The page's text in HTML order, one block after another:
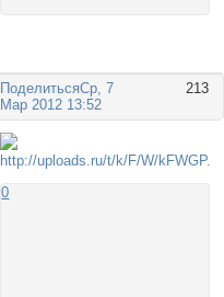
Поделиться 213
Ср, 7
Мар 2012 13:52
0